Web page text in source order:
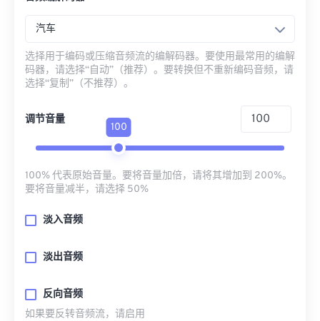
汽车
选择用于编码或压缩音频流的编解码器。要使用最常用的编解
码器，请选择“自动”（推荐）。要转换但不重新编码音频，请
选择“复制”（不推荐）。
调节音量
100
100% 代表原始音量。要将音量加倍，请将其增加到 200%。
要将音量减半，请选择 50%
淡入音频
淡出音频
反向音频
如果要反转音频流，请启用